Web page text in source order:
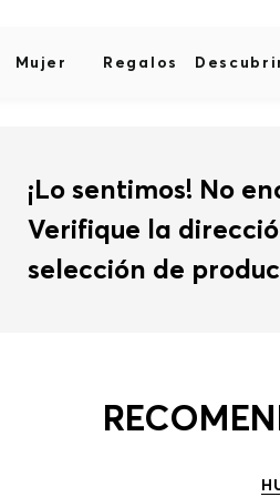
Mujer Regalos
¡Lo sentimos! No
Verifique la
selección de